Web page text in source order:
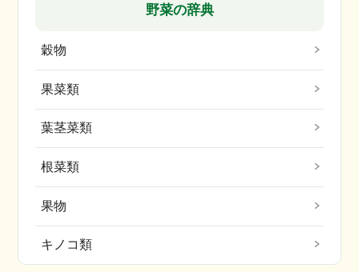
野菜の辞典
穀物
果菜類
葉茎菜類
根菜類
果物
キノコ類